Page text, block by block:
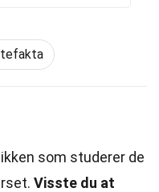
som studerer de
Visste du at